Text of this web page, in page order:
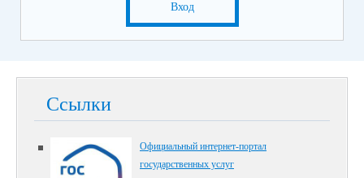
Вход
Ссылки
Официальный интернет-портал
государственных услуг